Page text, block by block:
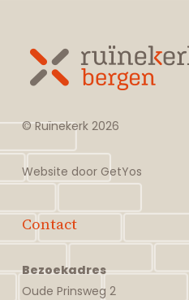
© Ruïnekerk 2026
Website doorGetYos
Contact
Bezoekadres
Oude Prinsweg 2